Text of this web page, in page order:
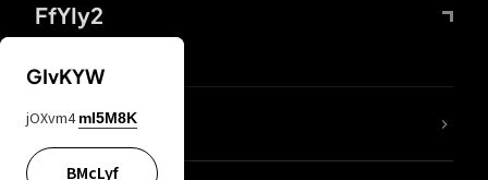
FfYIy2
DDcvSo
GIvKYW
jOXvm4 mI5M8K
BMcLyf